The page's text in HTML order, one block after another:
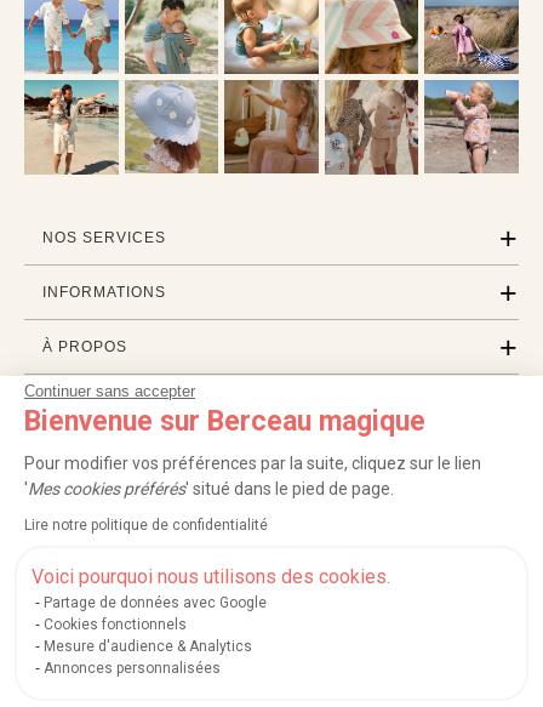
Continuer sans accepter
Bienvenue sur Berceau magique
Pour modifier vos préférences par la suite, cliquez sur le lien
'Mes cookies préférés' situé dans le pied de page.
Lire notre politique de confidentialité
Voici pourquoi nous utilisons des cookies.
Partage de données avec Google
Cookies fonctionnels
Mesure d'audience & Analytics
Annonces personnalisées
NOS SERVICES
INFORMATIONS
À PROPOS
PROFESSIONNELS
LISTES CADEAUX
Service après-vente| FAQ |Rappels de produits|Protection des données
Mentions légales et crédits Conditions générales de ventes
Nos moyens de paiement sécurisés